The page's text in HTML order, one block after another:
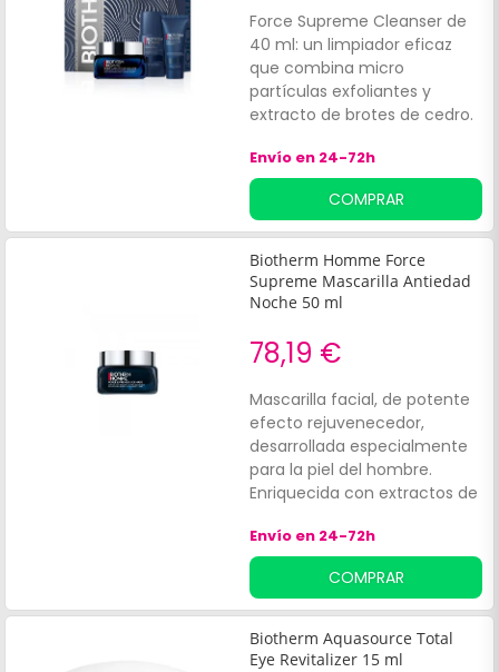
Force Supreme Cleanser de
40 ml: un limpiador eficaz
que combina micro
partículas exfoliantes y
extracto de brotes de cedro.
en profundidad sin dañar la
piel, preparando el rostro
para una mejor absorción de
los tratamientos posteriores.
Envío en 24-72h
COMPRAR
Biotherm Homme Force
Supreme Mascarilla Antiedad
Noche 50 ml
78,19 €
Mascarilla facial, de potente
efecto rejuvenecedor,
desarrollada especialmente
para la piel del hombre.
Enriquecida con extractos de
profundas, que ayudan a
recuperar la firmeza y tersura
del cutis, logrando disminuir
el aspecto de las arrugas.
Favorece un aspecto de la
piel más joven y revitalizada.
Envío en 24-72h
COMPRAR
Biotherm Aquasource Total
Eye Revitalizer 15 ml